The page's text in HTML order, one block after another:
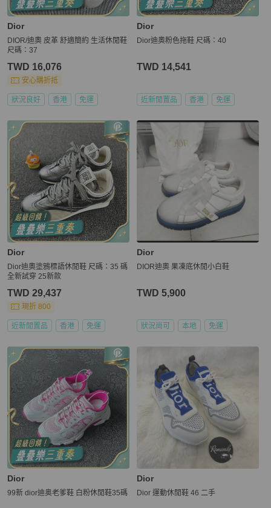
Dior
DIOR/迪奧 皮革 舒適簡約 生活休閒鞋
尺碼：37
TWD 16,076
安心購折抵
狀況良好 香港 免運
Dior
Dior迪奧粉色拖鞋 尺碼：40
TWD 14,541
近新閒置品 香港 免運
Dior
Dior迪奧塗鴉標語休閒鞋 尺碼：35 碼
全新試穿 25新款
TWD 29,437
現折 800
近新閒置品 香港 免運
Dior
DIOR迪奧 果凍底休閒小白鞋
TWD 5,900
狀況尚可 本地 免運
Dior
99新 dior迪奥老爹鞋 白粉休閒鞋35碼
Dior
Dior 運動休閒鞋 46 二手